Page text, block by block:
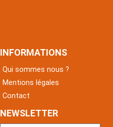
INFORMATIONS
Qui sommes nous ?
Mentions légales
Contact
NEWSLETTER